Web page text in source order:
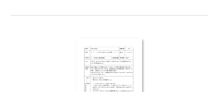
うとする態度を育てる。